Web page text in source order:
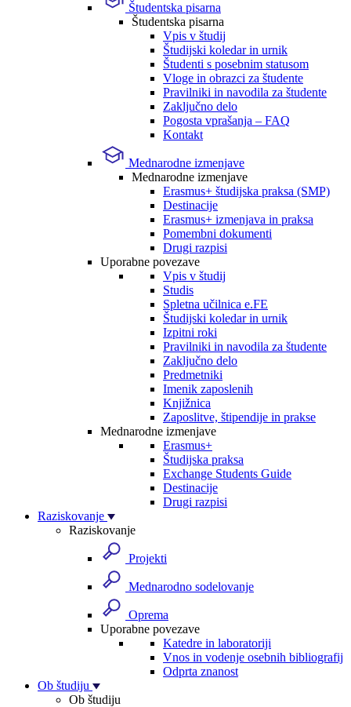
Študentska pisarna
Študentska pisarna
Vpis v študij
Študijski koledar in urnik
Študenti s posebnim statusom
Vloge in obrazci za študente
Pravilniki in navodila za študente
Zaključno delo
Pogosta vprašanja – FAQ
Kontakt
Mednarodne izmenjave
Mednarodne izmenjave
Erasmus+ študijska praksa (SMP)
Destinacije
Erasmus+ izmenjava in praksa
Pomembni dokumenti
Drugi razpisi
Uporabne povezave
Vpis v študij
Studis
Spletna učilnica e.FE
Študijski koledar in urnik
Izpitni roki
Pravilniki in navodila za študente
Zaključno delo
Predmetniki
Imenik zaposlenih
Knjižnica
Zaposlitve, štipendije in prakse
Mednarodne izmenjave
Erasmus+
Študijska praksa
Exchange Students Guide
Destinacije
Drugi razpisi
Raziskovanje
Raziskovanje
Projekti
Mednarodno sodelovanje
Oprema
Uporabne povezave
Katedre in laboratoriji
Vnos in vodenje osebnih bibliografij
Odprta znanost
Ob študiju
Ob študiju